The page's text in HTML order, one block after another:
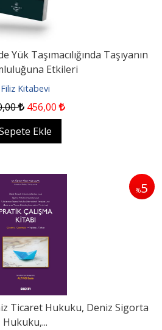
Yük Taşımacılığında Taşıyanın
Etkileri
Filiz Kitabevi
,00 456,00
Ekle
%5
Ticaret Hukuku, Deniz Sigorta
Hukuku,...